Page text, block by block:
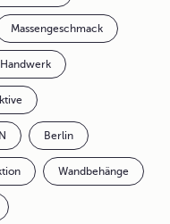
Massengeschmack
Berlin
Wandbehänge